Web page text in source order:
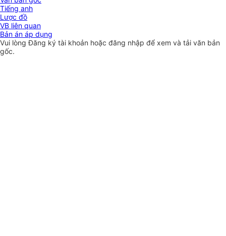
Tiếng anh
Lược đồ
VB liên quan
Bản án áp dụng
Vui lòngĐăng ký tài khoản hoặc đăng nhập để xem và tải văn bản
gốc.